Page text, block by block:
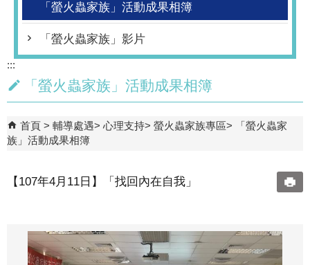
「螢火蟲家族」活動成果相簿
「螢火蟲家族」影片
:::
「螢火蟲家族」活動成果相簿
首頁 輔導處遇 心理支持 螢火蟲家族專區
「螢火蟲家
族」活動成果相簿
【107年4月11日】「找回內在自我」